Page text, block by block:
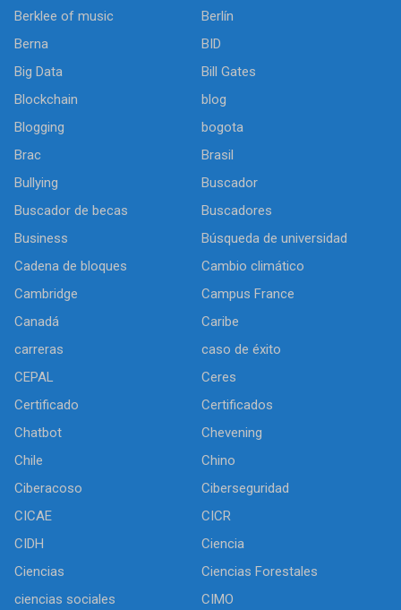
Berklee of music
Berlín
Berna
BID
Big Data
Bill Gates
Blockchain
blog
Blogging
bogota
Brac
Brasil
Bullying
Buscador
Buscador de becas
Buscadores
Business
Búsqueda de universidad
Cadena de bloques
Cambio climático
Cambridge
Campus France
Canadá
Caribe
carreras
caso de éxito
CEPAL
Ceres
Certificado
Certificados
Chatbot
Chevening
Chile
Chino
Ciberacoso
Ciberseguridad
CICAE
CICR
CIDH
Ciencia
Ciencias
Ciencias Forestales
ciencias sociales
CIMO